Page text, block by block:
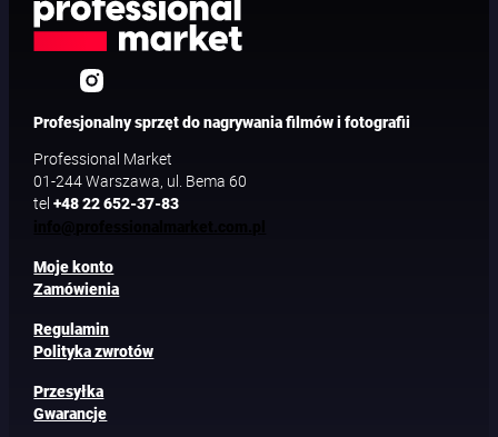
Profesjonalny sprzęt do nagrywania filmów i fotografii
Professional Market
01-244 Warszawa, ul. Bema 60
tel+48 22 652-37-83
Moje konto
Zamówienia
Regulamin
Polityka zwrotów
Przesyłka
Gwarancje